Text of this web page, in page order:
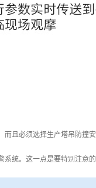
且必须选择生产塔吊防撞
统。这一点是要特别注意